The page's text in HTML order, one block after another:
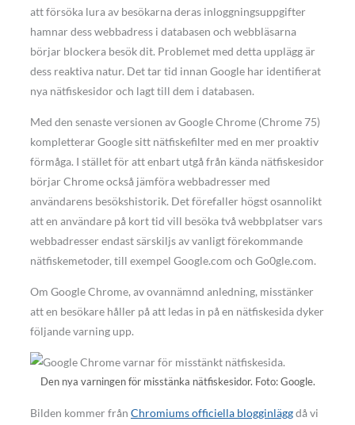
att försöka lura av besökarna deras inloggningsuppgifter
hamnar dess webbadress i databasen och webbläsarna
börjar blockera besök dit. Problemet med detta upplägg är
dess reaktiva natur. Det tar tid innan Google har identifierat
nya nätfiskesidor och lagt till dem i databasen.
Med den senaste versionen av Google Chrome (Chrome 75)
kompletterar Google sitt nätfiskefilter med en mer proaktiv
förmåga. I stället för att enbart utgå från kända nätfiskesidor
börjar Chrome också jämföra webbadresser med
användarens besökshistorik. Det förefaller högst osannolikt
att en användare på kort tid vill besöka två webbplatser vars
webbadresser endast särskiljs av vanligt förekommande
nätfiskemetoder, till exempel Google.com och Go0gle.com.
Om Google Chrome, av ovannämnd anledning, misstänker
att en besökare håller på att ledas in på en nätfiskesida dyker
följande varning upp.
Den nya varningen för misstänka nätfiskesidor. Foto: Google.
Bilden kommer från Chromiums officiella blogginläggdå vi